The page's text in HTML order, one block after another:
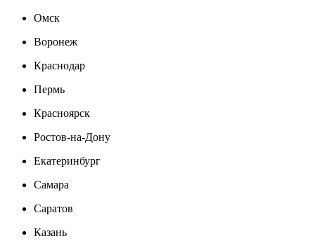
Омск
Воронеж
Краснодар
Пермь
Красноярск
Ростов-на-Дону
Екатеринбург
Самара
Саратов
Казань